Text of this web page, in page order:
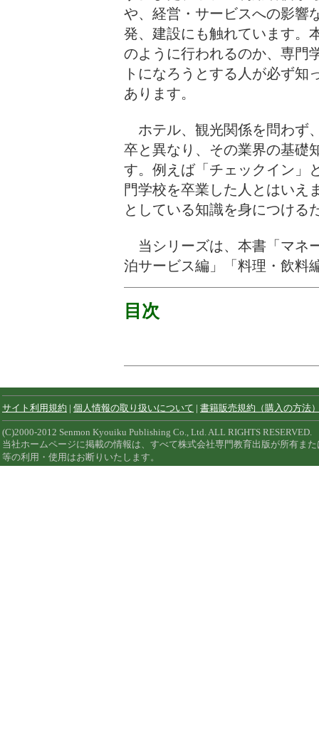
や、経営・サービスへの影響
発、建設にも触れています。
のように行われるのか、専門
トになろうとする人が必ず知
あります。
ホテル、観光関係を問わず
卒と異なり、その業界の基礎
す。例えば「チェックイン」
門学校を卒業した人とはいえ
としている知識を身につけ
当シリーズは、本書「マネ
泊サービス編」「料理・飲料
目次
サイト利用規約 | 個人情報の取り扱いについて | 書籍販売規約（購入の方法
(C)2000-2012 Senmon Kyouiku Publishing Co., Ltd. ALL RIGHTS RESERVED.
当社ホームページに掲載の情報は、すべて株式会社専門教育出版が所有ま
等の利用・使用はお断りいたします。